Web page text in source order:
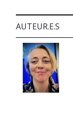
AUTEUR.E.S